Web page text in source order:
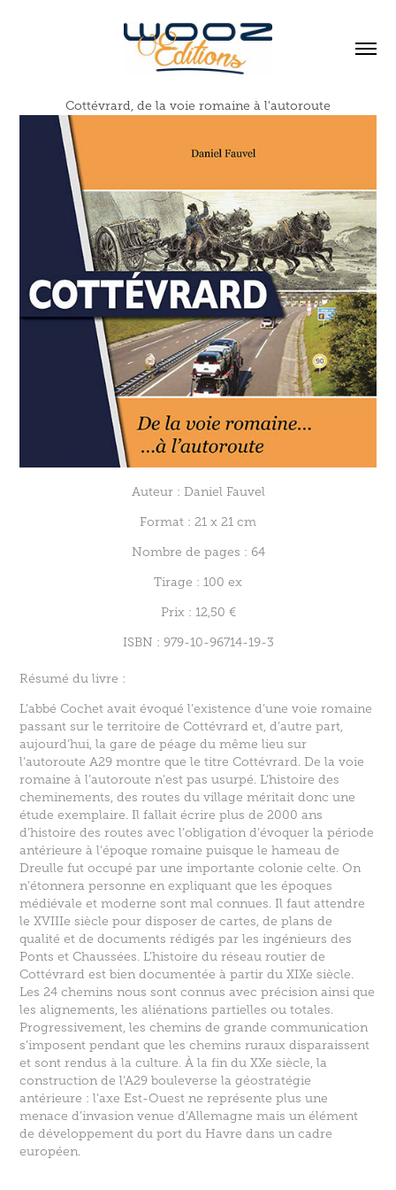
Cottévrard, de la voie romaine à l'autoroute
Auteur : Daniel Fauvel
Format : 21 x 21 cm
Nombre de pages : 64
Tirage : 100 ex
Prix : 12,50 €
ISBN : 979-10-96714-19-3
Résumé du livre :
L’abbé Cochet avait évoqué l’existence d’une voie romaine
passant sur le territoire de Cottévrard et, d’autre part,
aujourd’hui, la gare de péage du même lieu sur
l’autoroute A29 montre que le titre Cottévrard. De la voie
romaine à l’autoroute n’est pas usurpé. L’histoire des
cheminements, des routes du village méritait donc une
étude exemplaire. Il fallait écrire plus de 2000 ans
d’histoire des routes avec l’obligation d’évoquer la période
antérieure à l’époque romaine puisque le hameau de
Dreulle fut occupé par une importante colonie celte. On
n’étonnera personne en expliquant que les époques
médiévale et moderne sont mal connues. Il faut attendre
le XVIIIe siècle pour disposer de cartes, de plans de
qualité et de documents rédigés par les ingénieurs des
Ponts et Chaussées. L’histoire du réseau routier de
Cottévrard est bien documentée à partir du XIXe siècle.
Les 24 chemins nous sont connus avec précision ainsi que
les alignements, les aliénations partielles ou totales.
Progressivement, les chemins de grande communication
s’imposent pendant que les chemins ruraux disparaissent
et sont rendus à la culture. À la fin du XXe siècle, la
construction de l’A29 bouleverse la géostratégie
antérieure : l’axe Est-Ouest ne représente plus une
menace d’invasion venue d’Allemagne mais un élément
de développement du port du Havre dans un cadre
européen.